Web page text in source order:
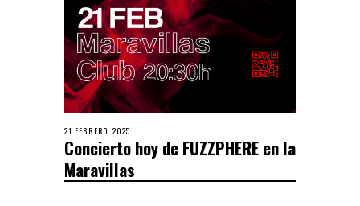
21 FEBRERO, 2025
Concierto hoy de FUZZPHERE en la
Maravillas